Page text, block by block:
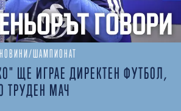
ШАМПИОНАТ
ЩЕ ИГРАЕ ДИРЕКТЕН ФУТБОЛ,
ТРУДЕН МАЧ